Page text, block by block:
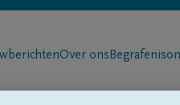
Over ons